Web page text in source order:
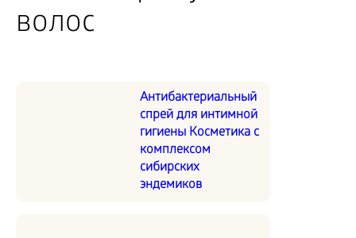
волос
Антибактериальный
спрей для интимной
гигиены Косметика с
комплексом
сибирских
эндемиков